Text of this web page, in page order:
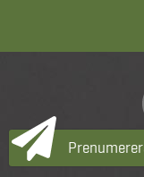
Resevillkor |